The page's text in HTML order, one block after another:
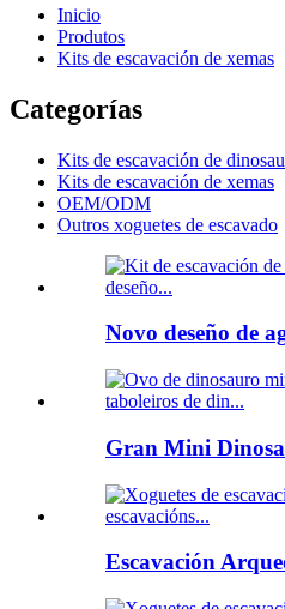
Inicio
Produtos
Kits de escavación de xemas
Categorías
Kits de escavación de
Kits de escavación de xemas
OEM/ODM
Outros xoguetes de escavado
Novo deseño de
Gran Mini
Escavación